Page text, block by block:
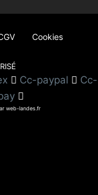
Cookies
Cc-paypal
Cc-
web-landes.fr